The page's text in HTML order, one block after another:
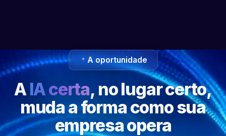
A oportunidade
AIA certa, no lugar certo,
muda a forma como sua
empresa opera